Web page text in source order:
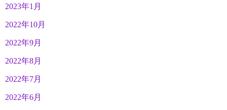
2023年1月
2022年10月
2022年9月
2022年8月
2022年7月
2022年6月